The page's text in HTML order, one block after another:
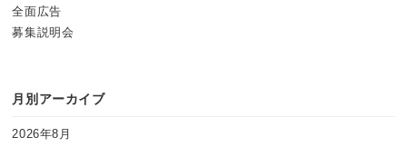
全面広告
募集説明会
月別アーカイブ
2026年8月